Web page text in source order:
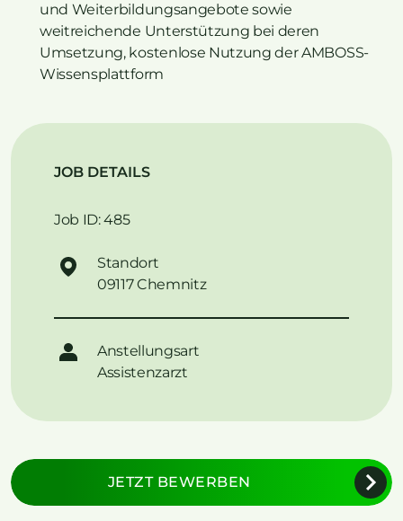
und Weiterbildungsangebote sowie
weitreichende Unterstützung bei deren
Umsetzung, kostenlose Nutzung der AMBOSS-
Wissensplattform
JOB DETAILS
Job ID: 485
Standort
09117 Chemnitz
Anstellungsart
Assistenzarzt
JETZT BEWERBEN